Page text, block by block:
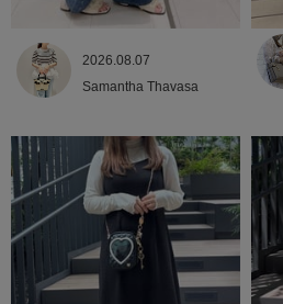
2026.08.07
Samantha Thavasa